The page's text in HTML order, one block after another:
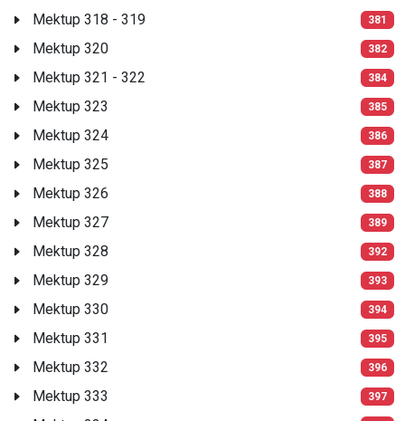
Mektup 318 - 319 381
Mektup 320 382
Mektup 321 - 322 384
Mektup 323 385
Mektup 324 386
Mektup 325 387
Mektup 326 388
Mektup 327 389
Mektup 328 392
Mektup 329 393
Mektup 330 394
Mektup 331 395
Mektup 332 396
Mektup 333 397